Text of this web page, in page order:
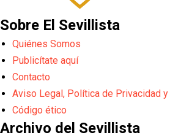
Sobre El Sevillista
Quiénes Somos
Publicítate aquí
Contacto
Aviso Legal, Política de Privacidad
Código ético
Archivo del Sevillista